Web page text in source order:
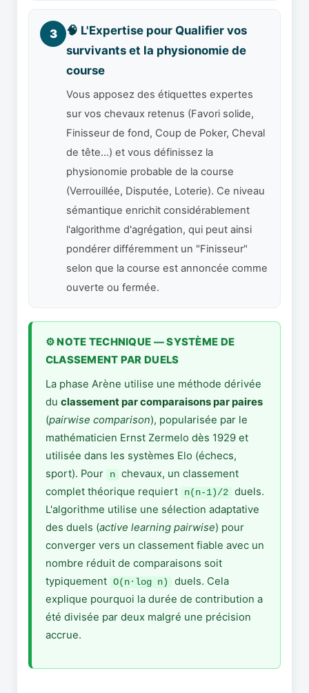
3
🧠 L'Expertise pour Qualifier vos
survivants et la physionomie de
course
Vous apposez des étiquettes expertes
sur vos chevaux retenus (Favori solide,
Finisseur de fond, Coup de Poker, Cheval
de tête…) et vous définissez la
physionomie probable de la course
(Verrouillée, Disputée, Loterie). Ce niveau
sémantique enrichit considérablement
l'algorithme d'agrégation, qui peut ainsi
pondérer différemment un "Finisseur"
selon que la course est annoncée comme
ouverte ou fermée.
⚙️ NOTE TECHNIQUE — SYSTÈME DE
CLASSEMENT PAR DUELS
La phase Arène utilise une méthode dérivée
du classement par comparaisons par paires
(pairwise comparison), popularisée par le
mathématicien Ernst Zermelo dès 1929 et
utilisée dans les systèmes Elo (échecs,
sport). Pour
n
chevaux, un classement
complet théorique requiert
n(n-1)/2
duels.
L'algorithme utilise une sélection adaptative
des duels (active learning pairwise) pour
converger vers un classement fiable avec un
nombre réduit de comparaisons soit
typiquement O(n·log n)
duels. Cela
explique pourquoi la durée de contribution a
été divisée par deux malgré une précision
accrue.